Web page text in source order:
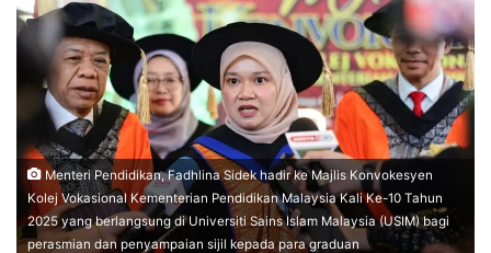
d
a
n
e
m
a
i
l
Menteri Pendidikan, Fadhlina Sidek hadir ke Majlis Konvokesyen
Kolej Vokasional Kementerian Pendidikan Malaysia Kali Ke-10 Tahun
2025 yang berlangsung di Universiti Sains Islam Malaysia (USIM) bagi
perasmian dan penyampaian sijil kepada para graduan